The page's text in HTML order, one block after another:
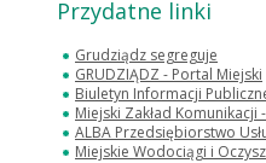
Przydatne linki
Grudziądz segreguje
GRUDZIĄDZ - Portal Miejski
Biuletyn Informacji
Miejski Zakład Komunikacji
ALBA Przedsiębiorstwo
Miejskie Wodociągi i